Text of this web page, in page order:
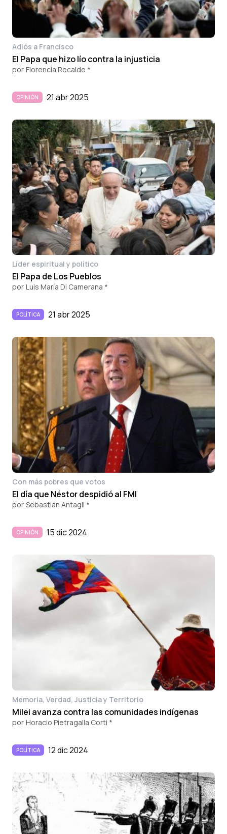
Adiós a Francisco
El Papa que hizo lío contra la injusticia
por Florencia Recalde *
OPINIÓN 21 abr 2025
Líder espiritual y político
El Papa de Los Pueblos
por Luis María Di Camerana *
POLÍTICA 21 abr 2025
Con más pobres que votos
El día que Néstor despidió al FMI
por Sebastián Antagli *
OPINIÓN 15 dic 2024
Memoria, Verdad, Justicia y Territorio
Milei avanza contra las comunidades indígenas
por Horacio Pietragalla Corti *
POLÍTICA 12 dic 2024